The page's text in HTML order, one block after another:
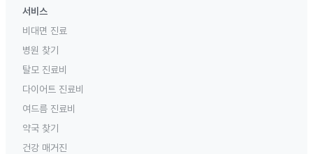
서비스
비대면 진료
병원 찾기
탈모 진료비
다이어트 진료비
여드름 진료비
약국 찾기
건강 매거진